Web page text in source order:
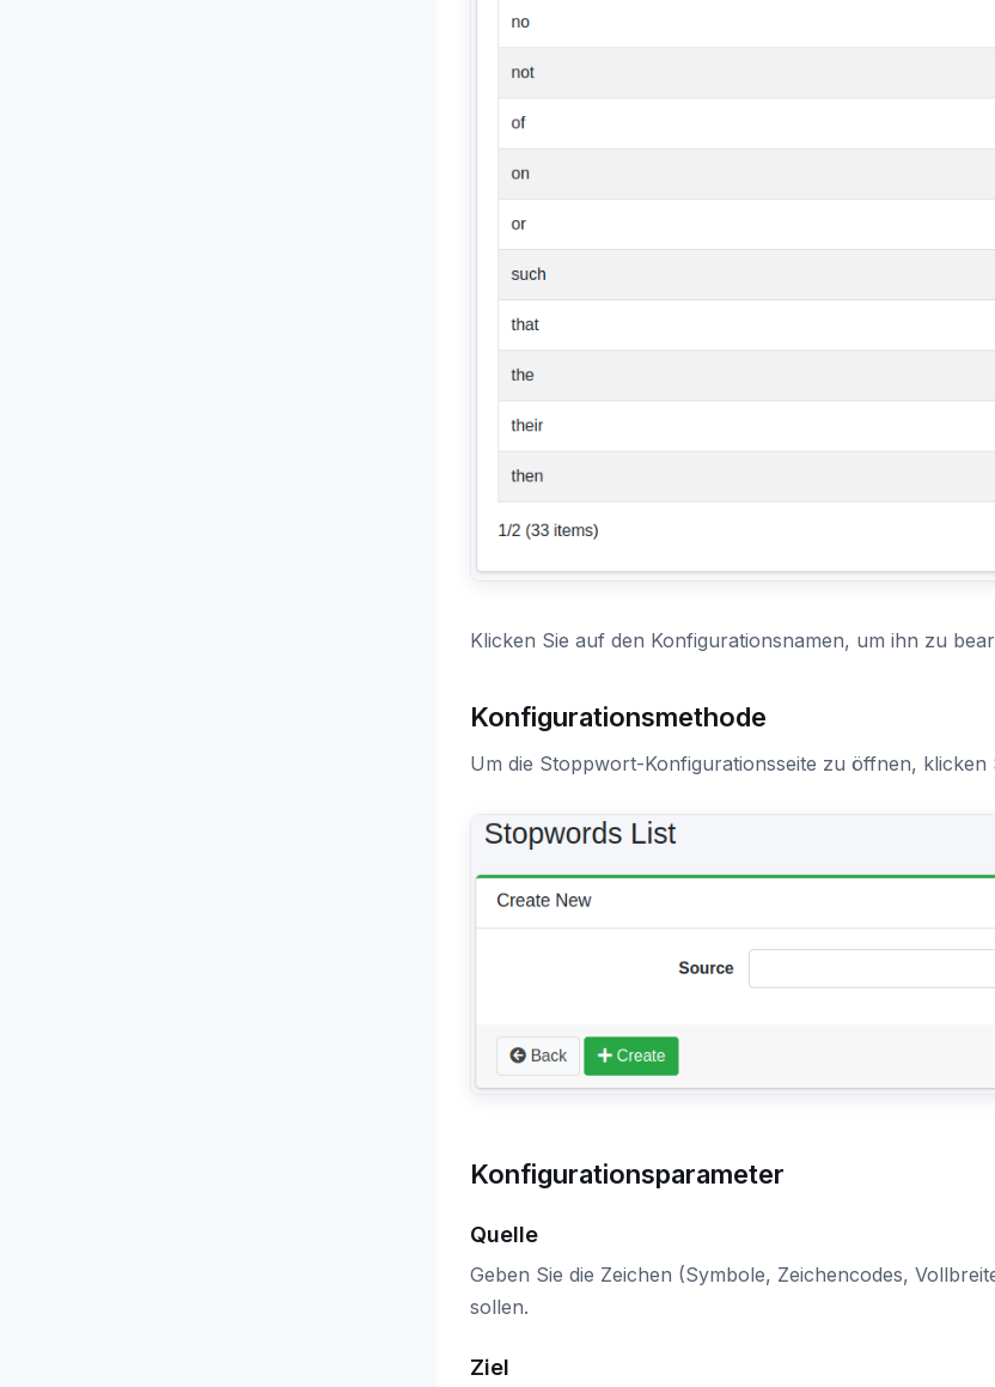
Klicken Sie auf den Konfigurationsnamen, um ihn zu
Konfigurationsmethode
Um die Stoppwort-Konfigurationsseite zu öffnen, klicken
Konfigurationsparameter
Quelle
Geben Sie die Zeichen (Symbole, Zeichencodes,
sollen.
Ziel